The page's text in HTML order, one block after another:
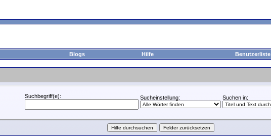
Blogs Hilfe Benutzerliste
Suchbegriff(e): Sucheinstellung: Suchen in: